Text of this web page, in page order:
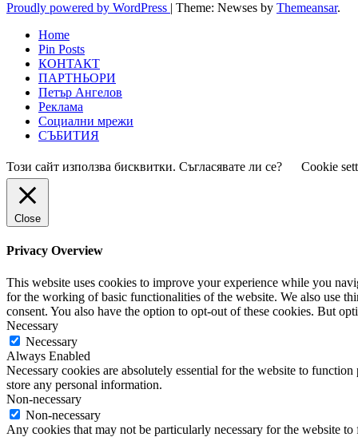
Proudly powered by WordPress | Theme: Newses by Themeansar.
Home
Pin Posts
КОНТАКТ
ПАРТНЬОРИ
Петър Ангелов
Реклама
Социални мрежи
СЪБИТИЯ
Този сайт използва бисквитки. Съгласявате ли се? Cookie
Close
Privacy Overview
This website uses cookies to improve your experience while you
for the working of basic functionalities of the website. We also use
consent. You also have the option to opt-out of these cookies. But
Necessary
Necessary
Always Enabled
Necessary cookies are absolutely essential for the website to
store any personal information.
Non-necessary
Non-necessary
Any cookies that may not be particularly necessary for the website